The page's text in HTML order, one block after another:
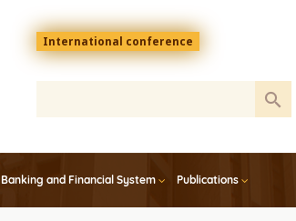
Menu
top
En
International conference
Banking and Financial System Publications